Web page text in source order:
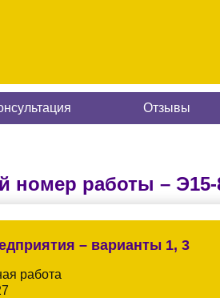
Отзывы
номер работы – Э15-
– варианты 1, 3
работа